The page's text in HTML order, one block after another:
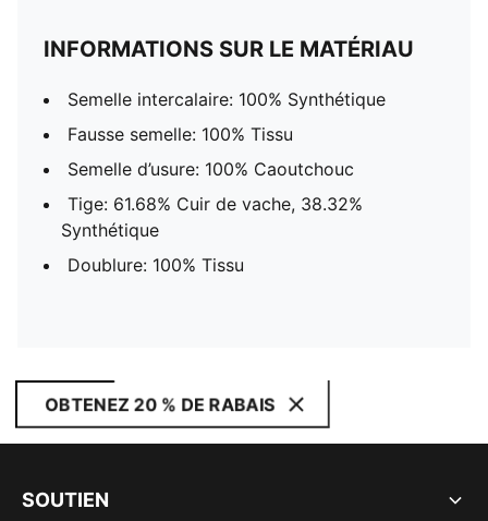
INFORMATIONS SUR LE MATÉRIAU
Semelle intercalaire: 100% Synthétique
Fausse semelle: 100% Tissu
Semelle d’usure: 100% Caoutchouc
Tige: 61.68% Cuir de vache, 38.32%
Synthétique
Doublure: 100% Tissu
OBTENEZ 20 % DE RABAIS
SOUTIEN